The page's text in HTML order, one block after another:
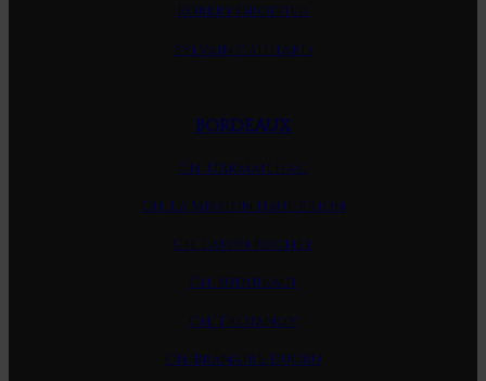
Robert Groffier
Sylvain Cathiard
BORDEAUX
Ch. D'Armailhac
Ch. La Mission Haut-Brion
Ch. Lafon Rochet
Ch. Suduiraut
Ch. Trotanoy
Ch. Branaire Ducru